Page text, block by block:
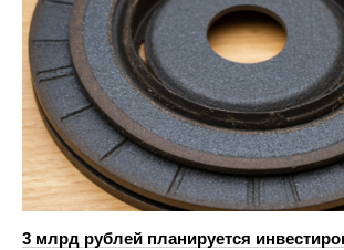
3 млрд рублей планируется